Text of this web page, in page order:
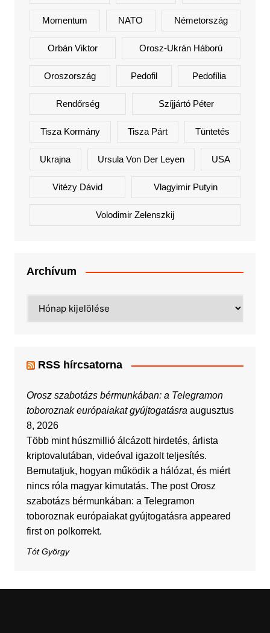
Momentum NATO Németország
Orbán Viktor Orosz-Ukrán Háború
Oroszország Pedofil Pedofília
Rendőrség Szíjjártó Péter
Tisza Kormány Tisza Párt Tüntetés
Ukrajna Ursula Von Der Leyen USA
Vitézy Dávid Vlagyimir Putyin
Volodimir Zelenszkij
Archívum
RSS hírcsatorna
Orosz szabotázs bérmunkában: a Telegramon
toboroznak európaiakat gyújtogatásra augusztus
8, 2026
Több mint húszmillió álcázott hirdetés, árlista
kriptovalutában, videóval igazolt teljesítés.
Bemutatjuk, hogyan működik a hálózat, és miért
nincs róla magyar kimutatás. The post Orosz
szabotázs bérmunkában: a Telegramon
toboroznak európaiakat gyújtogatásra appeared
first on polkorrekt.
Tót György